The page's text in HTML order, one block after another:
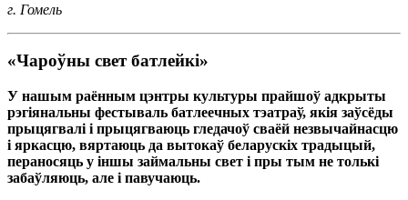
г. Гомель
«Чароўны свет батлейкі»
У нашым раённым цэнтры культуры прайшоў адкрыты
рэгіянальны фестываль батлеечных тэатраў, якія заўсёды
прыцягвалі і прыцягваюць гледачоў сваёй незвычайнасцю
і яркасцю, вяртаюць да вытокаў беларускіх традыцый,
пераносяць у іншы займальны свет і пры тым не толькі
забаўляюць, але і павучаюць.